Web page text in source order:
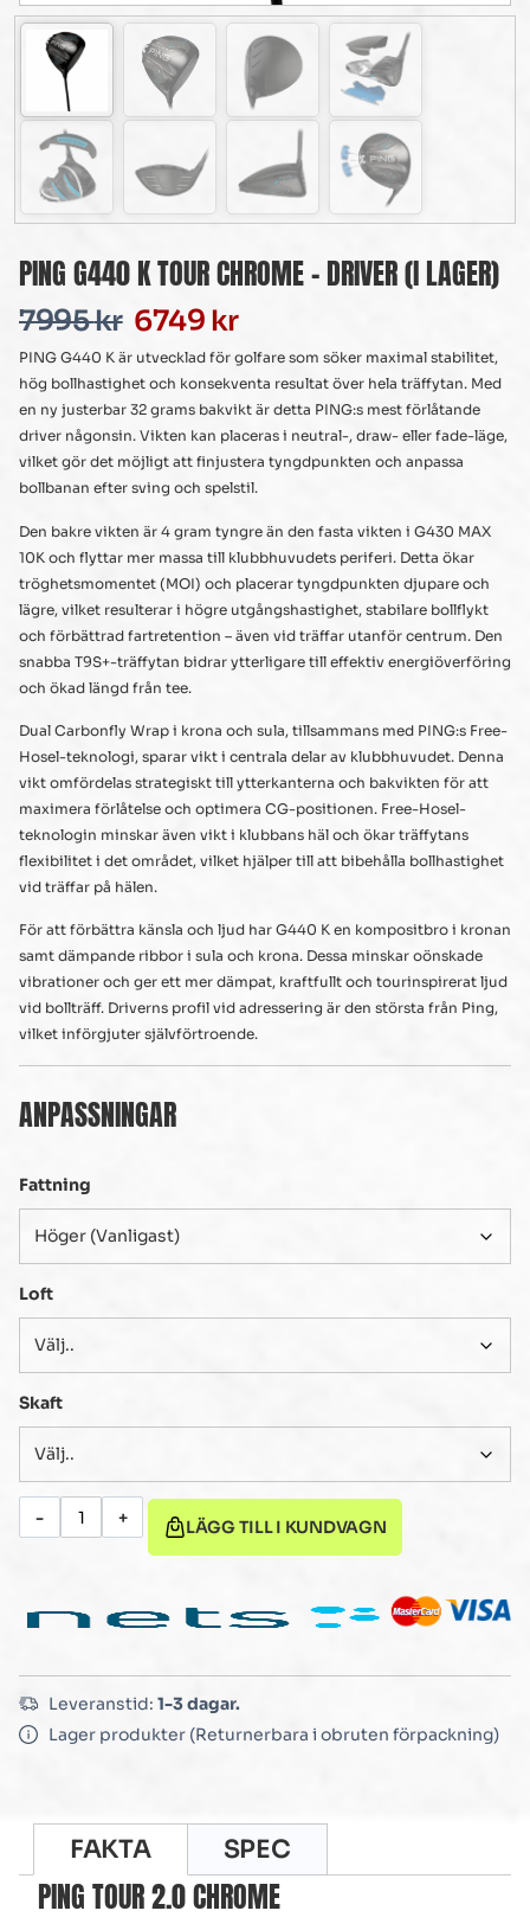
PING G440 K TOUR CHROME – DRIVER (I LAGER)
7995kr 6749 kr
PING G440 K är utvecklad för golfare som söker maximal stabilitet,
hög bollhastighet och konsekventa resultat över hela träffytan. Med
en ny justerbar 32 grams bakvikt är detta PING:s mest förlåtande
driver någonsin. Vikten kan placeras i neutral-, draw- eller fade-läge,
vilket gör det möjligt att finjustera tyngdpunkten och anpassa
bollbanan efter sving och spelstil.
Den bakre vikten är 4 gram tyngre än den fasta vikten i G430 MAX
10K och flyttar mer massa till klubbhuvudets periferi. Detta ökar
tröghetsmomentet (MOI) och placerar tyngdpunkten djupare och
lägre, vilket resulterar i högre utgångshastighet, stabilare bollflykt
och förbättrad fartretention – även vid träffar utanför centrum. Den
snabba T9S+-träffytan bidrar ytterligare till effektiv energiöverföring
och ökad längd från tee.
Dual Carbonfly Wrap i krona och sula, tillsammans med PING:s Free-
Hosel-teknologi, sparar vikt i centrala delar av klubbhuvudet. Denna
vikt omfördelas strategiskt till ytterkanterna och bakvikten för att
maximera förlåtelse och optimera CG-positionen. Free-Hosel-
teknologin minskar även vikt i klubbans häl och ökar träffytans
flexibilitet i det området, vilket hjälper till att bibehålla bollhastighet
vid träffar på hälen.
För att förbättra känsla och ljud har G440 K en kompositbro i kronan
samt dämpande ribbor i sula och krona. Dessa minskar oönskade
vibrationer och ger ett mer dämpat, kraftfullt och tourinspirerat ljud
vid bollträff. Driverns profil vid adressering är den största från Ping,
vilket införgjuter självförtroende.
ANPASSNINGAR
Fattning
Loft
Skaft
- + LÄGG TILL I KUNDVAGN
Leveranstid: 1-3 dagar.
Lager produkter (Returnerbara i obruten förpackning)
FAKTA SPEC
PING TOUR 2.0 CHROME